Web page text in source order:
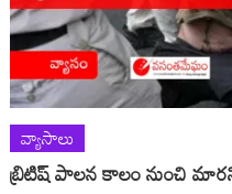
వ్యాసాలు
బ్రిటిష్ పాలన కాలం నుంచి